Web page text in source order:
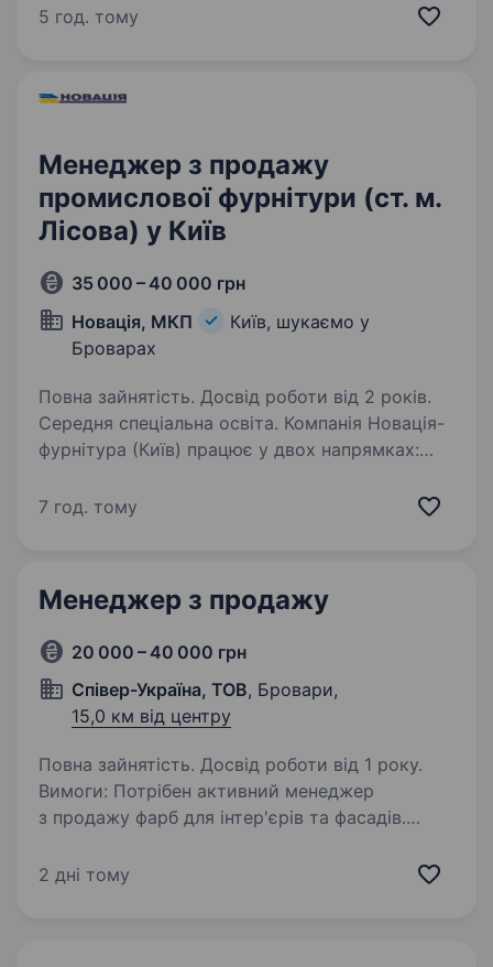
ринку України виробництва виробів з гуми,
виробництва для всіх галузей…
5 год. тому
Менеджер з продажу
промислової фурнітури (ст. м.
Лісова) у Київ
35 000 – 40 000 грн
Новація, МКП
Київ, шукаємо у
Броварах
Повна зайнятість. Досвід роботи від 2 років.
Середня спеціальна освіта. Компанія Новація-
фурнітура (Київ) працює у двох напрямках:
для дверей, шаф та столів. поставляємо
7 год. тому
Менеджер з продажу
20 000 – 40 000 грн
Співер-Україна, ТОВ, Бровари,
15,0 км від центру
Повна зайнятість. Досвід роботи від 1 року.
Вимоги: Потрібен активний менеджер
з продажу фарб для інтер'єрів та фасадів.
у сфері менеджменту та маркетингу. Досвід
2 дні тому